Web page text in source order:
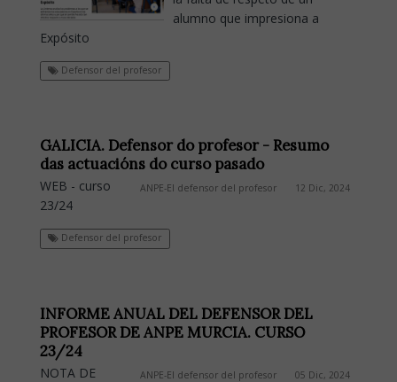
alumno que impresiona a
Expósito
Defensor del profesor
GALICIA. Defensor do profesor - Resumo
das actuacións do curso pasado
ANPE-El defensor del profesor 12 Dic, 2024
WEB - curso
23/24
Defensor del profesor
INFORME ANUAL DEL DEFENSOR DEL
PROFESOR DE ANPE MURCIA. CURSO
23/24
ANPE-El defensor del profesor 05 Dic, 2024
NOTA DE